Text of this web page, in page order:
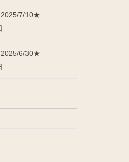
7/10★
6/30★